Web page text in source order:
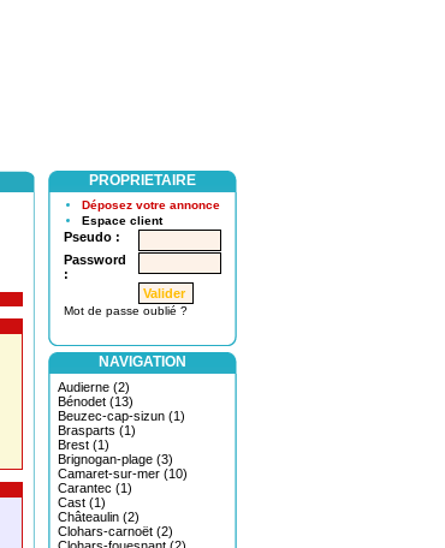
PROPRIETAIRE
Déposez votre annonce
Espace client
Pseudo :
Password
:
Mot de passe oublié ?
NAVIGATION
Audierne (2)
Bénodet (13)
Beuzec-cap-sizun (1)
Brasparts (1)
Brest (1)
Brignogan-plage (3)
Camaret-sur-mer (10)
Carantec (1)
Cast (1)
Châteaulin (2)
Clohars-carnoët (2)